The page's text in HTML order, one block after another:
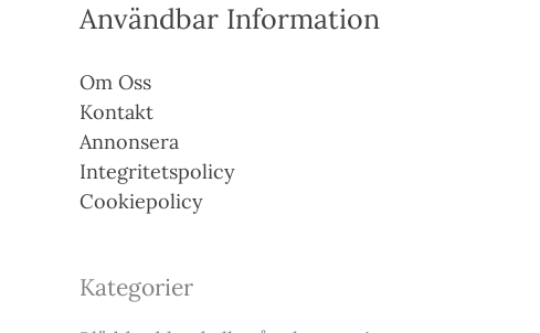
Användbar Information
Om Oss
Kontakt
Annonsera
Integritetspolicy
Cookiepolicy
Kategorier